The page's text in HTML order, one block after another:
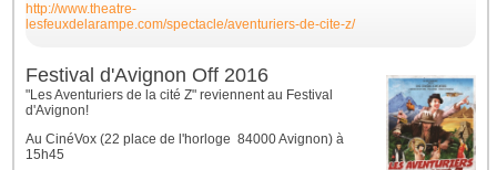
http://www.theatre-
lesfeuxdelarampe.com/spectacle/aventuriers-de-cite-z/
Festival d'Avignon Off 2016
"Les Aventuriers de la cité Z" reviennent au Festival
d'Avignon!
Au CinéVox (22 place de l'horloge 84000 Avignon) à
15h45